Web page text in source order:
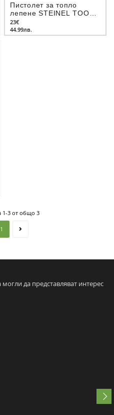
Пистолет за топло
лепене STEINEL TOOLS
DIY Gluematic 3002
23€
44.99лв.
1-3 от общо 3
1
да представляват интерес